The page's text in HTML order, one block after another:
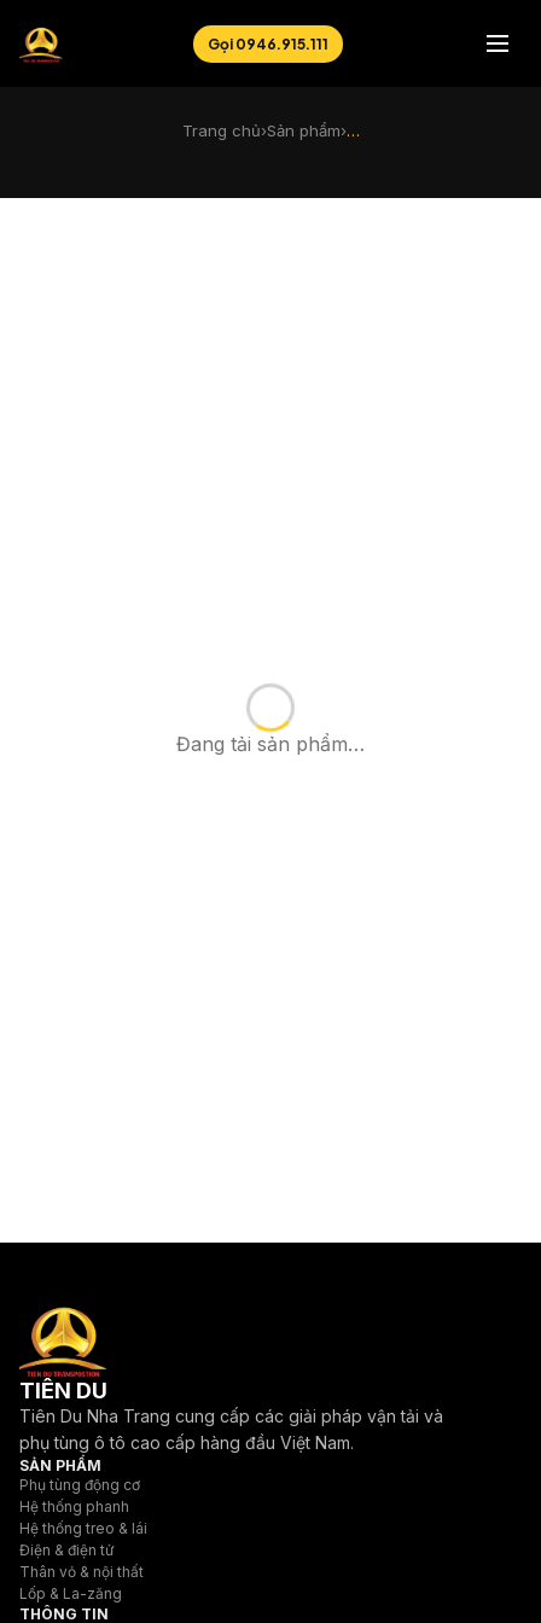
Gọi 0946.915.111
Trang chủ›Sản phẩm›…
Đang tải sản phẩm…
TIÊN DU
Tiên Du Nha Trang cung cấp các giải pháp vận tải và
phụ tùng ô tô cao cấp hàng đầu Việt Nam.
SẢN PHẨM
Phụ tùng động cơ
Hệ thống phanh
Hệ thống treo & lái
Điện & điện tử
Thân vỏ & nội thất
Lốp & La-zăng
THÔNG TIN